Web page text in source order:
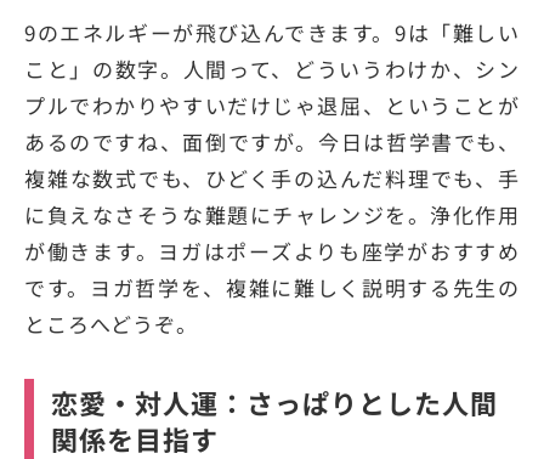
9のエネルギーが飛び込んできます。9は「難しい
こと」の数字。人間って、どういうわけか、シン
プルでわかりやすいだけじゃ退屈、ということが
あるのですね、面倒ですが。今日は哲学書でも、
複雑な数式でも、ひどく手の込んだ料理でも、手
に負えなさそうな難題にチャレンジを。浄化作用
が働きます。ヨガはポーズよりも座学がおすすめ
です。ヨガ哲学を、複雑に難しく説明する先生の
ところへどうぞ。
恋愛・対人運：さっぱりとした人間
関係を目指す